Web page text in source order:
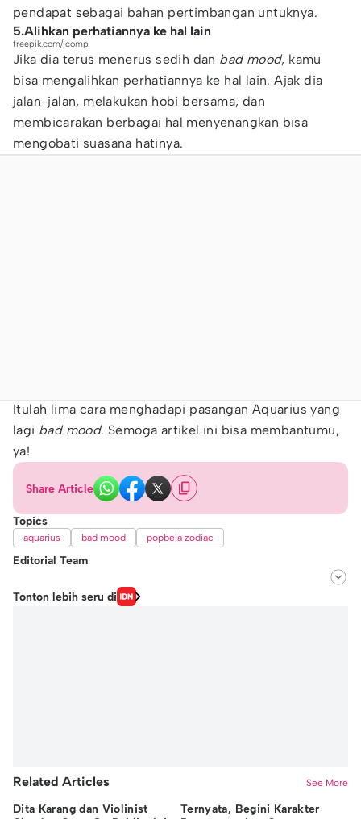
pendapat sebagai bahan pertimbangan untuknya.
5.Alihkan perhatiannya ke hal lain
freepik.com/jcomp
Jika dia terus menerus sedih dan bad mood, kamu
bisa mengalihkan perhatiannya ke hal lain. Ajak dia
jalan-jalan, melakukan hobi bersama, dan
membicarakan berbagai hal menyenangkan bisa
mengobati suasana hatinya.
Itulah lima cara menghadapi pasangan Aquarius yang
lagi bad mood. Semoga artikel ini bisa membantumu,
ya!
Share Article
Topics
aquarius bad mood popbela zodiac
Editorial Team
Editor
Andhina Effendi
Tonton lebih seru di
Related Articles See More
Dita Karang dan Violinist
Ternyata, Begini Karakter